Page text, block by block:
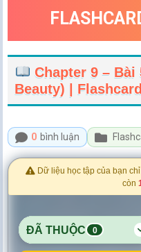
Chapter 9 – Bài
Beauty) |
0 bình luận
Dữ liệu học tập của bạn
còn
ĐÃ THUỘC 0